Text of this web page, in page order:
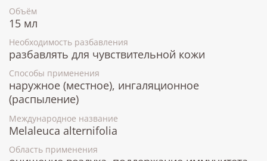
Объём
15 мл
Необходимость разбавления
разбавлять для чувствительной кожи
Способы применения
наружное (местное), ингаляционное
(распыление)
Международное название
Melaleuca alternifolia
Область применения